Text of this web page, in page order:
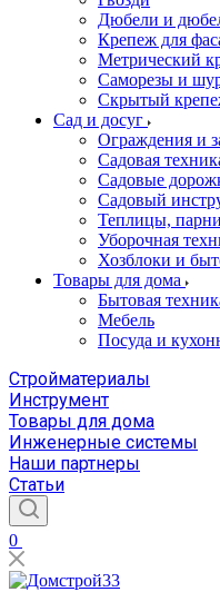
Дюбели и
Крепеж для
Метрический
Саморезы и
Скрытый
Сад и досуг
Ограждения и
Садовая
Садовые
Садовый
Теплицы,
Уборочная
Хозблоки и
Товары для дома
Бытовая
Мебель
Посуда и
Стройматериалы
Инструмент
Товары для дома
Инженерные системы
Наши партнеры
Статьи
0